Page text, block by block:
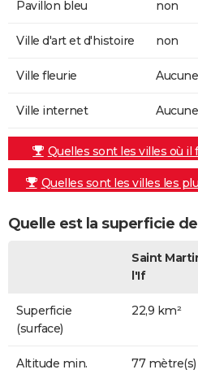
Pavillon bleu non
Ville d'art et d'histoire non
Ville fleurie
Ville internet
Quelles sont les villes où il
Quelles sont les villes les
Quelle est la superficie
Saint
l'If
Superficie
(surface)
22,9 km²
Altitude min. 77 mètre(s)